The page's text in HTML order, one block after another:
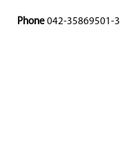
Phone 042-35869501-3